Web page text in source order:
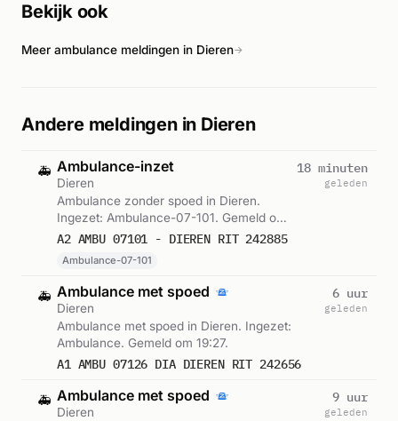
Imboslaan.
Bekijk ook
Meer ambulance meldingen in Dieren→
Andere meldingen in Dieren
🚑 Ambulance-inzet
Dieren
Ambulance zonder spoed in Dieren.
Ingezet: Ambulance-07-101. Gemeld om
01:14.
A2 AMBU 07101 - DIEREN RIT 242885
Ambulance-07-101
18 minuten
geleden
🚑 Ambulance met spoed
Dieren
Ambulance met spoed in Dieren. Ingezet:
Ambulance. Gemeld om 19:27.
A1 AMBU 07126 DIA DIEREN RIT 242656
6 uur
geleden
🚑 Ambulance met spoed
Dieren
9 uur
geleden